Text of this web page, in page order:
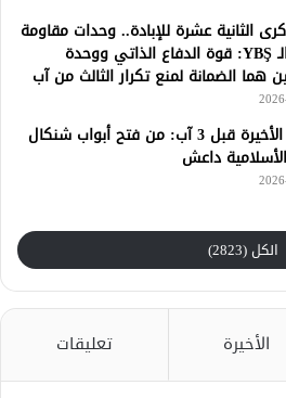
الثانية عشرة للإبادة.. وحدات مقاومة
سنجـار الـ YBŞ: قوة الدفاع الذاتي ووحدة
هما الضمانة لمنع تكرار الثالث من آب
الطبخة الأخيرة قبل 3 آب: من فتح أبواب شنكال
داعش
الكل (2823)
الأخيرة تعليقات